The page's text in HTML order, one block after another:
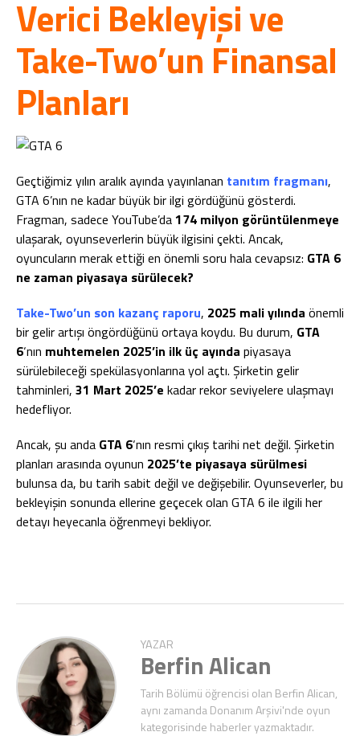
Verici Bekleyişi ve
Take-Two’un Finansal
Planları
Geçtiğimiz yılın aralık ayında yayınlanan tanıtım fragmanı,
GTA 6’nın ne kadar büyük bir ilgi gördüğünü gösterdi.
Fragman, sadece YouTube’da174 milyon görüntülenmeye
ulaşarak, oyunseverlerin büyük ilgisini çekti. Ancak,
oyuncuların merak ettiği en önemli soru hala cevapsız: GTA 6
ne zaman piyasaya sürülecek?
Take-Two’un son kazanç raporu, 2025 mali yılında önemli
bir gelir artışı öngördüğünü ortaya koydu. Bu durum, GTA
6‘nın muhtemelen 2025’in ilk üç ayında piyasaya
sürülebileceği spekülasyonlarına yol açtı. Şirketin gelir
tahminleri, 31 Mart 2025’e kadar rekor seviyelere ulaşmayı
hedefliyor.
Ancak, şu anda GTA 6‘nın resmi çıkış tarihi net değil. Şirketin
planları arasında oyunun 2025’te piyasaya sürülmesi
bulunsa da, bu tarih sabit değil ve değişebilir. Oyunseverler, bu
bekleyişin sonunda ellerine geçecek olan GTA 6 ile ilgili her
detayı heyecanla öğrenmeyi bekliyor.
YAZAR
Berfin Alican
Tarih Bölümü öğrencisi olan Berfin Alican,
aynı zamanda Donanım Arşivi'nde oyun
kategorisinde haberler yazmaktadır.